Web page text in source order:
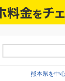
熊本県を中